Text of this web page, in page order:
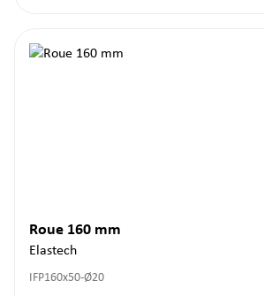
Roue 160 mm
Elastech
IFP160x50-Ø20